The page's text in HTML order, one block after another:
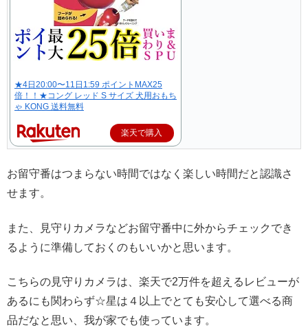
★4日20:00〜11日1:59 ポイントMAX25
倍！！★コング レッド S サイズ 犬用おもち
ゃ KONG 送料無料
楽天で購入
お留守番はつまらない時間ではなく楽しい時間だと認識さ
せます。
また、見守りカメラなどお留守番中に外からチェックでき
るように準備しておくのもいいかと思います。
こちらの見守りカメラは、楽天で2万件を超えるレビューが
あるにも関わらず☆星は４以上でとても安心して選べる商
品だなと思い、我が家でも使っています。